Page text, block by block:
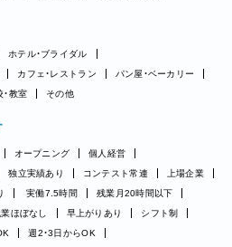
ホテル・ブライダル
カフェ・レストラン
パン屋・ベーカリー
・教室 その他
オープニング
個人経営
独立実績あり コンテスト常連
上場企業
実働7.5時間
残業月20時間以下
ほぼなし 早上がりあり
シフト制
週2・3日からOK